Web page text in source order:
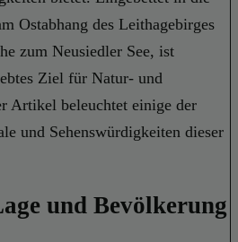
Ostabhang des Leithagebirges
zum Neusiedler See, ist
Ziel für Natur- und
Artikel beleuchtet einige der
und Sehenswürdigkeiten dieser
und Bevölkerung